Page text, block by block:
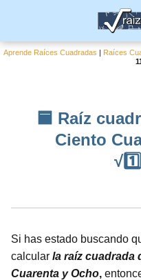
Aprende Raíces Cuadradas | Raíces
🟦 Raíz
Ciento
Si has estado buscando
calcular la raíz cuadrada
Cuarenta y Ocho,